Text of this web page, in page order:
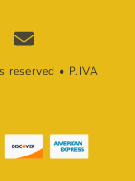
• P.IVA